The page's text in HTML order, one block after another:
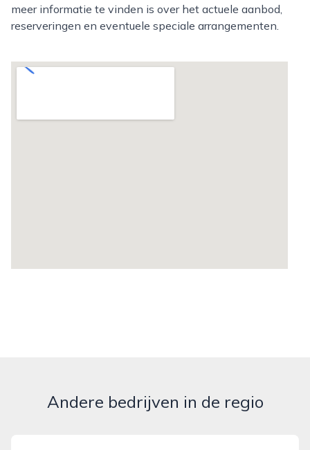
meer informatie te vinden is over het actuele aanbod,
reserveringen en eventuele speciale arrangementen.
Andere bedrijven in de regio